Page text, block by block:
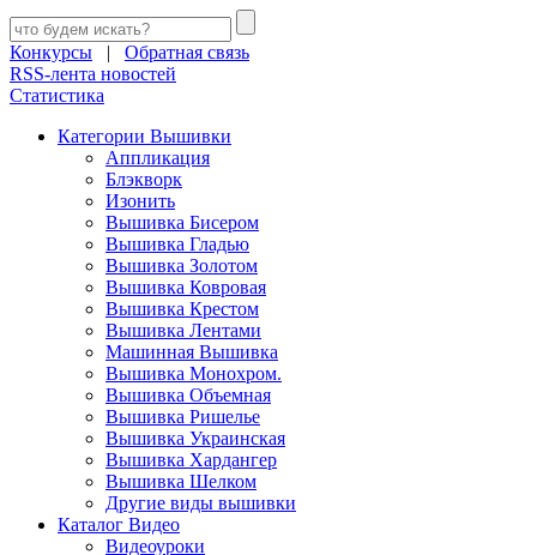
Конкурсы | Обратная связь
RSS-лента новостей
Статистика
Категории Вышивки
Аппликация
Блэкворк
Изонить
Вышивка Бисером
Вышивка Гладью
Вышивка Золотом
Вышивка Ковровая
Вышивка Крестом
Вышивка Лентами
Машинная Вышивка
Вышивка Монохром.
Вышивка Объемная
Вышивка Ришелье
Вышивка Украинская
Вышивка Хардангер
Вышивка Шелком
Другие виды вышивки
Каталог Видео
Видеоуроки